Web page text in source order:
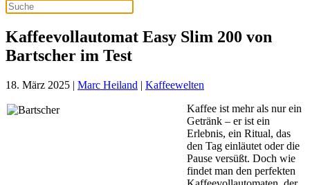
Kaffeevollautomat Easy Slim 200 von
Bartscher im Test
18. März 2025 | Marc Heiland | Kaffeewelten
Kaffee ist mehr als nur ein
Getränk – er ist ein
Erlebnis, ein Ritual, das
den Tag einläutet oder die
Pause versüßt. Doch wie
findet man den perfekten